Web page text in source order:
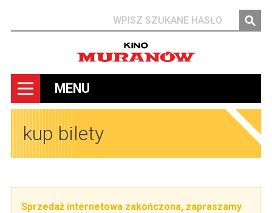
MENU
kup bilety
Sprzedaż internetowa zakończona, zapraszamy